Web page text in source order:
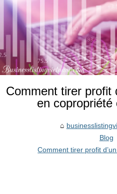
Comment tirer profit
en copropriété
Blog
Comment tirer profit